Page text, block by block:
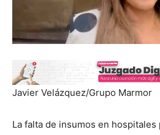
Javier Velázquez/Grupo Marmor
La falta de insumos en